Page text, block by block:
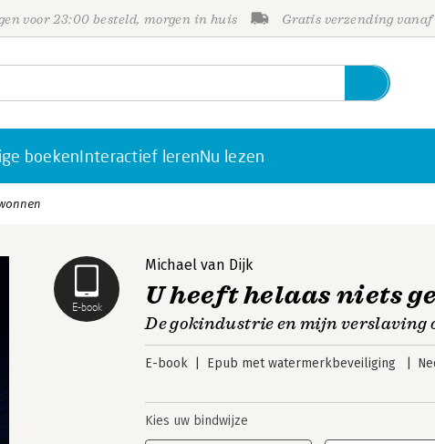
voor 23:00 besteld, morgen in huis Gratis verzending
boekenInteractief lerenNu lezen
E-book
Michael van Dijk
U heeft helaas niets
De gokindustrie en mijn verslaving
E-book Epub met watermerkbeveiliging
Kies uw bindwijze